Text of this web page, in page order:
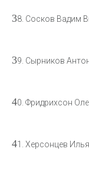
38. Сосков Вадим
39. Сырников
40. Фридрихсон
41. Херсонцев